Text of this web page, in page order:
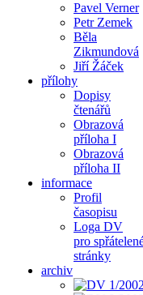
Pavel Verner
Petr Zemek
Běla
Zikmundová
Jiří Žáček
přílohy
Dopisy
čtenářů
Obrazová
příloha I
Obrazová
příloha II
informace
Profil
časopisu
Loga DV
pro
stránky
archiv